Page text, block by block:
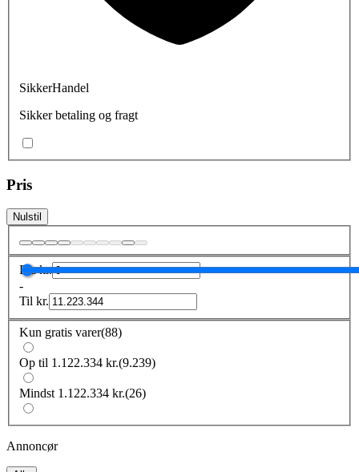
SikkerHandel
Sikker betaling og fragt
Pris
Nulstil
Frakr.
-
Til kr.
Kun gratis varer(88)
Op til 1.122.334 kr.(9.239)
Mindst 1.122.334 kr.(26)
Annoncør